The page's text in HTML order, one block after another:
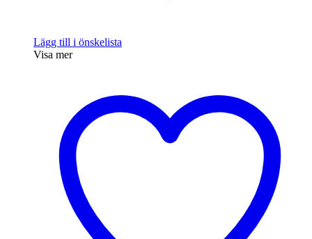
Lägg till i önskelista
Visa mer